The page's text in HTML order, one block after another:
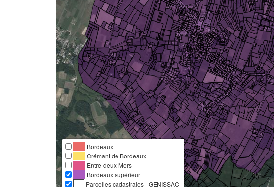
Bordeaux
Crémant de Bordeaux
Entre-deux-Mers
Bordeaux supérieur
Parcelles cadastrales - GENISSAC